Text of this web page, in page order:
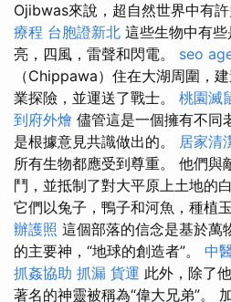
Ojibwas來說，超自然世界中有許
療程 台胞證新北 這些生物中有
亮，四風，雷聲和閃電。 seo
（Chippawa）住在大湖周圍，
業探險，並運送了戰士。 桃園滅
到府外燴 儘管這是一個擁有不同
是根據意見共識做出的。 居家清
所有生物都應受到尊重。 他們與
鬥，並抵制了對大平原上土地的
它們以兔子，鴨子和河魚，種植
辦護照 這個部落的信念是基於萬
的主要神，“地球的創造者”。 中
抓姦協助 抓漏 貨運 此外，除了
著名的神靈被稱為“偉大兄弟”。